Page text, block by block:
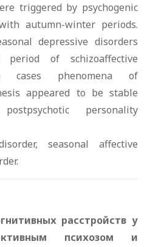
triggered by psychogenic
autumn-winter periods.
depressive disorders
of schizoaffective
cases phenomena of
appeared to be stable
personality
seasonal affective
расстройств у
психозом и